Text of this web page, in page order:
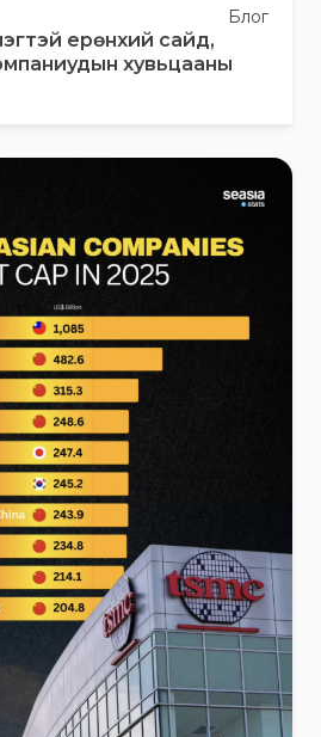
Блог
ерөнхий сайд,
хувьцааны